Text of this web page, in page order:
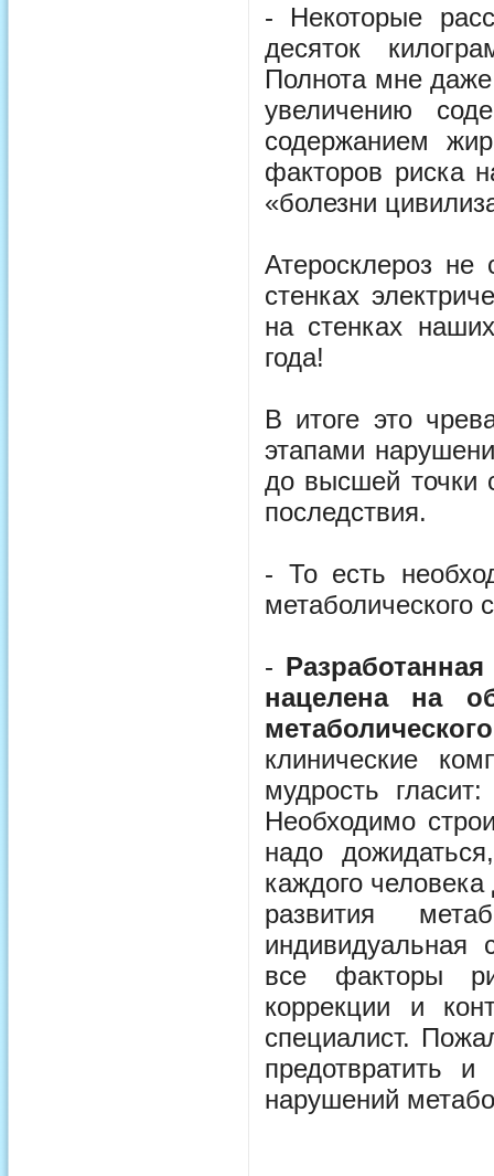
- Некоторые
десяток
Полнота мне
увеличению
содержанием
факторов риска
«болезни
Атеросклероз не
стенках
на стенках
года!
В итоге это
этапами
до высшей точки
последствия.
- То есть
метаболического
-
нацелена на
клинические
мудрость
Необходимо
надо
каждого
развития
индивидуальная
все факторы
коррекции и
специалист.
предотвратить
нарушений